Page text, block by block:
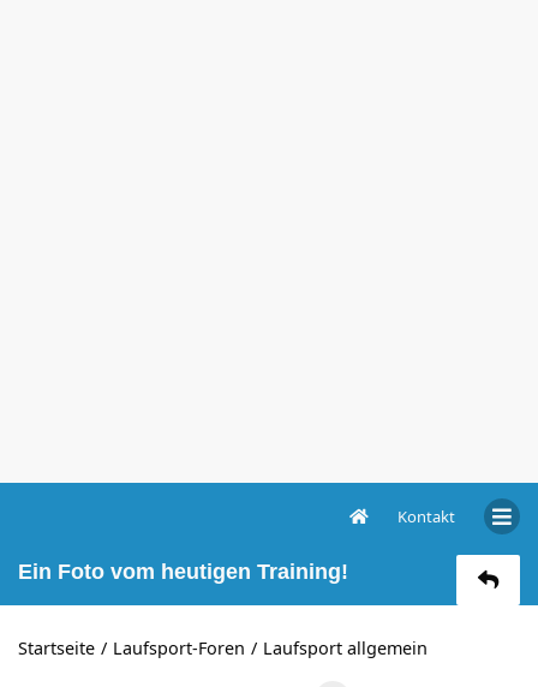
Kontakt
Ein Foto vom heutigen Training!
Startseite Laufsport-Foren Laufsport allgemein